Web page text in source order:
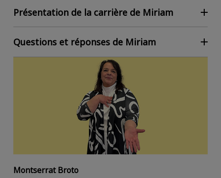
Présentation de la carrière de Miriam
Questions et réponses de Miriam
Montserrat Broto